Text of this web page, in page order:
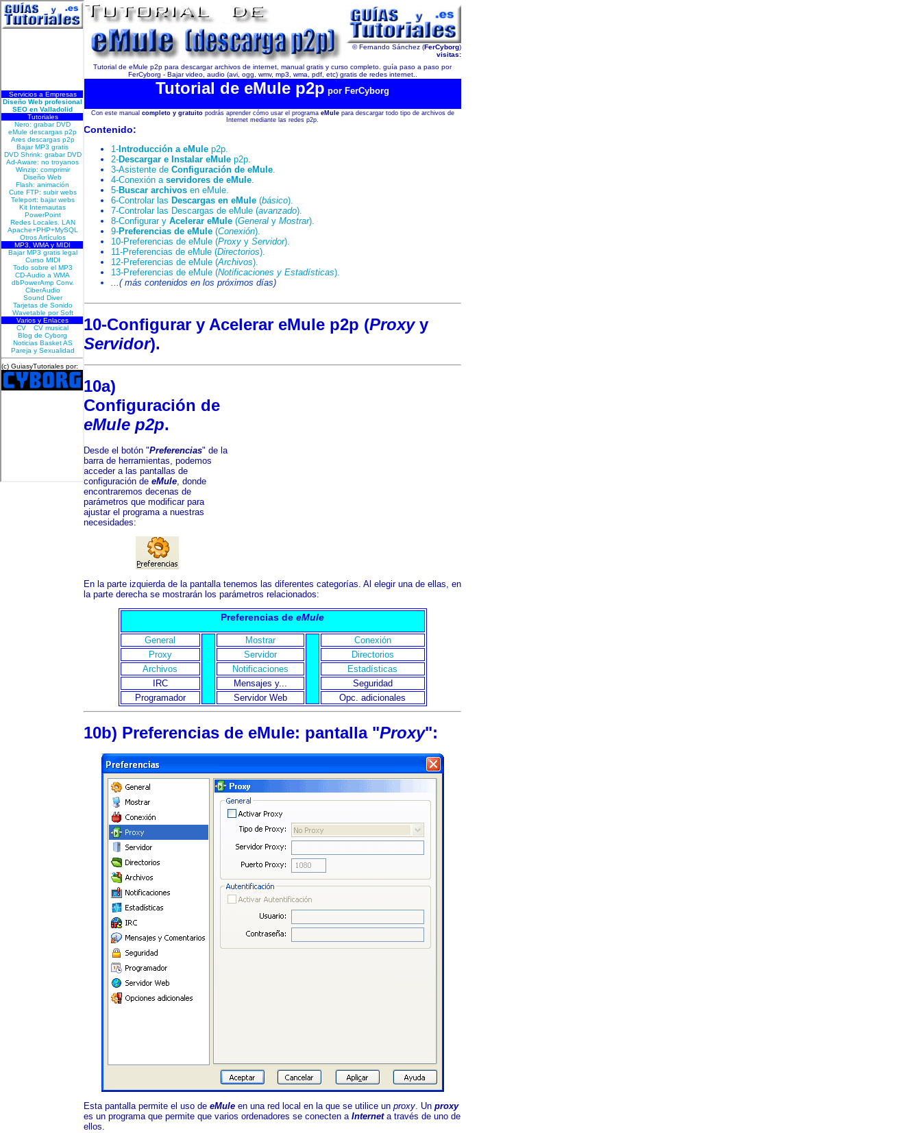
© Fernando Sánchez (FerCyborg)
visitas:
Tutorial de eMule p2p para descargar archivos de internet, manual gratis y curso completo. guía paso a paso por
FerCyborg - Bajar video, audio (avi, ogg, wmv, mp3, wma, pdf, etc) gratis de redes internet..
Tutorial de eMule p2p por FerCyborg
Con este manual completo y gratuitopodrás aprender cómo usar el programa eMulepara descargar todo tipo de archivos de
Internet mediante las redes p2p.
Contenido:
1- Introducción a eMule p2p.
2-Descargar e Instalar eMule p2p.
3-Asistente de Configuración de eMule.
4-Conexión a servidores de eMule.
5-Buscar archivos en eMule.
6-Controlar las Descargas en eMule (básico).
7-Controlar las Descargas de eMule (avanzado).
8-Configurar y Acelerar eMule (General y Mostrar).
9-Preferencias de eMule (Conexión).
10-Preferencias de eMule (Proxy y Servidor).
11-Preferencias de eMule (Directorios).
12-Preferencias de eMule (Archivos).
13-Preferencias de eMule (Notificaciones y Estadísticas).
...( más contenidos en los próximos días)
10-Configurar y Acelerar eMule p2p (Proxyy
Servidor).
10a)
Configuración de
eMule p2p.
Desde el botón "Preferencias" de la
barra de herramientas, podemos
acceder a las pantallas de
configuración de eMule , donde
encontraremos decenas de
parámetros que modificar para
ajustar el programa a nuestras
necesidades:
En la parte izquierda de la pantalla tenemos las diferentes categorías. Al elegir una de ellas, en
la parte derecha se mostrarán los parámetros relacionados:
Preferencias de eMule
General Mostrar
Conexión
Proxy
Servidor
Directorios
Archivos
Notificaciones
Estadísticas
IRC
Mensajes y...
Seguridad
Programador
Servidor Web Opc. adicionales
10b) Preferencias de eMule: pantalla "Proxy":
Esta pantalla permite el uso de eMule en una red local en la que se utilice un proxy. Un proxy
es un programa que permite que varios ordenadores se conecten a Interneta través de uno de
ellos.